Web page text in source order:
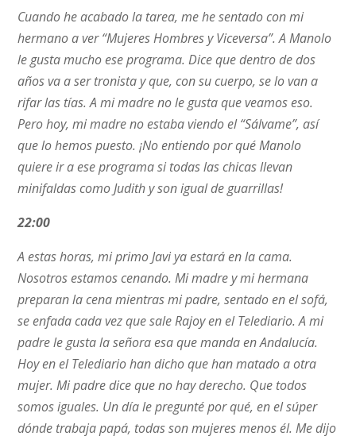
Cuando he acabado la tarea, me he sentado con mi
hermano a ver “Mujeres Hombres y Viceversa”. A Manolo
le gusta mucho ese programa. Dice que dentro de dos
años va a ser tronista y que, con su cuerpo, se lo van a
rifar las tías. A mi madre no le gusta que veamos eso.
Pero hoy, mi madre no estaba viendo el “Sálvame”, así
que lo hemos puesto. ¡No entiendo por qué Manolo
quiere ir a ese programa si todas las chicas llevan
minifaldas como Judith y son igual de guarrillas!
22:00
A estas horas, mi primo Javi ya estará en la cama.
Nosotros estamos cenando. Mi madre y mi hermana
preparan la cena mientras mi padre, sentado en el sofá,
se enfada cada vez que sale Rajoy en el Telediario. A mi
padre le gusta la señora esa que manda en Andalucía.
Hoy en el Telediario han dicho que han matado a otra
mujer. Mi padre dice que no hay derecho. Que todos
somos iguales. Un día le pregunté por qué, en el súper
dónde trabaja papá, todas son mujeres menos él. Me dijo